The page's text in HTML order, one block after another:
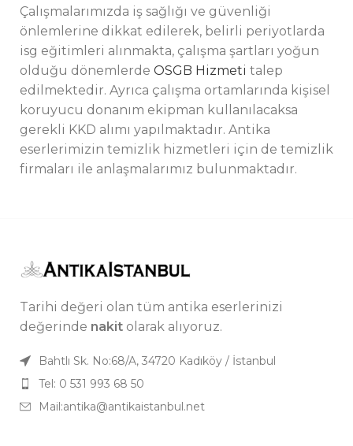
Çalışmalarımızda iş sağlığı ve güvenliği
önlemlerine dikkat edilerek, belirli periyotlarda
isg eğitimleri alınmakta, çalışma şartları yoğun
olduğu dönemlerde OSGB Hizmeti talep
edilmektedir. Ayrıca çalışma ortamlarında kişisel
koruyucu donanım ekipman kullanılacaksa
gerekli KKD alımı yapılmaktadır. Antika
eserlerimizin temizlik hizmetleri için de temizlik
firmaları ile anlaşmalarımız bulunmaktadır.
Tarihi değeri olan tüm antika eserlerinizi
değerinde nakit olarak alıyoruz.
Bahtlı Sk. No:68/A, 34720 Kadıköy / İstanbul
Tel: 0 531 993 68 50
Mail:antika@antikaistanbul.net